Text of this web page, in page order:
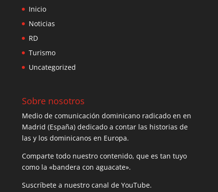
Inicio
Noticias
RD
Turismo
Uncategorized
Sobre nosotros
Medio de comunicación dominicano radicado en en
Madrid (España) dedicado a contar las historias de
las y los dominicanos en Europa.
Comparte todo nuestro contenido, que es tan tuyo
como la «bandera con aguacate».
Suscríbete a nuestro canal de YouTube.